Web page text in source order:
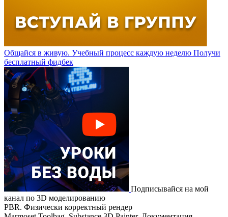
Общайся в живую. Учебный процесс каждую неделю Получи
бесплатный фидбек
Подписывайся на мой
канал по 3D моделированию
PBR. Физически корректный рендер